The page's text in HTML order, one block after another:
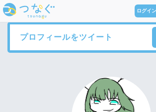
ログイン
プロフィールをツイート